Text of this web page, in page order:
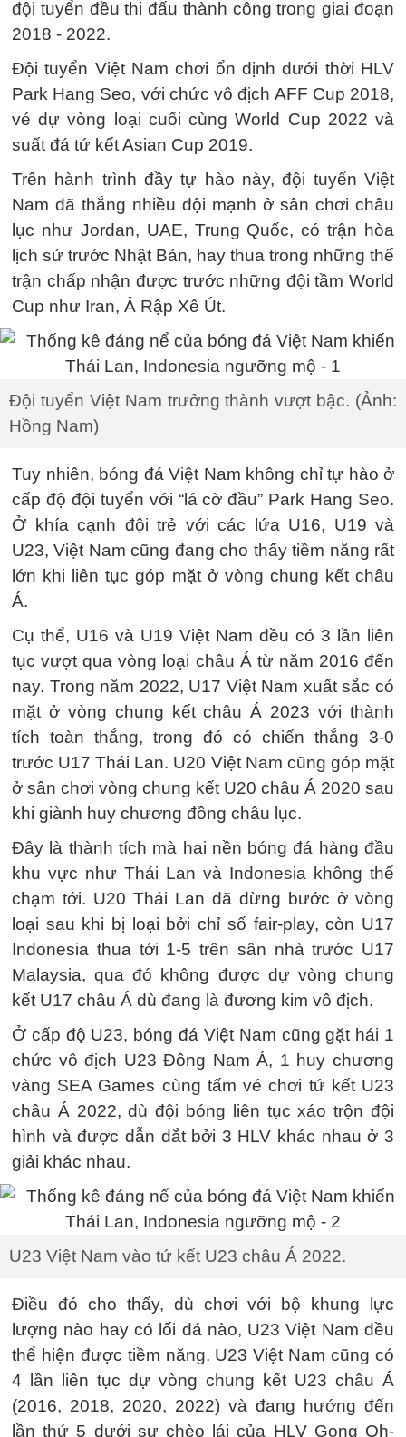
đội tuyển đều thi đấu thành công trong giai đoạn
2018 - 2022.
Đội tuyển Việt Nam chơi ổn định dưới thời HLV
Park Hang Seo, với chức vô địch AFF Cup 2018,
vé dự vòng loại cuối cùng World Cup 2022 và
suất đá tứ kết Asian Cup 2019.
Trên hành trình đầy tự hào này, đội tuyển Việt
Nam đã thắng nhiều đội mạnh ở sân chơi châu
lục như Jordan, UAE, Trung Quốc, có trận hòa
lịch sử trước Nhật Bản, hay thua trong những thế
trận chấp nhận được trước những đội tầm World
Cup như Iran, Ả Rập Xê Út.
Đội tuyển Việt Nam trưởng thành vượt bậc. (Ảnh:
Hồng Nam)
Tuy nhiên, bóng đá Việt Nam không chỉ tự hào ở
cấp độ đội tuyển với “lá cờ đầu” Park Hang Seo.
Ở khía cạnh đội trẻ với các lứa U16, U19 và
U23, Việt Nam cũng đang cho thấy tiềm năng rất
lớn khi liên tục góp mặt ở vòng chung kết châu
Á.
Cụ thể, U16 và U19 Việt Nam đều có 3 lần liên
tục vượt qua vòng loại châu Á từ năm 2016 đến
nay. Trong năm 2022, U17 Việt Nam xuất sắc có
mặt ở vòng chung kết châu Á 2023 với thành
tích toàn thắng, trong đó có chiến thắng 3-0
trước U17 Thái Lan. U20 Việt Nam cũng góp mặt
ở sân chơi vòng chung kết U20 châu Á 2020 sau
khi giành huy chương đồng châu lục.
Đây là thành tích mà hai nền bóng đá hàng đầu
khu vực như Thái Lan và Indonesia không thể
chạm tới. U20 Thái Lan đã dừng bước ở vòng
loại sau khi bị loại bởi chỉ số fair-play, còn U17
Indonesia thua tới 1-5 trên sân nhà trước U17
Malaysia, qua đó không được dự vòng chung
kết U17 châu Á dù đang là đương kim vô địch.
Ở cấp độ U23, bóng đá Việt Nam cũng gặt hái 1
chức vô địch U23 Đông Nam Á, 1 huy chương
vàng SEA Games cùng tấm vé chơi tứ kết U23
châu Á 2022, dù đội bóng liên tục xáo trộn đội
hình và được dẫn dắt bởi 3 HLV khác nhau ở 3
giải khác nhau.
U23 Việt Nam vào tứ kết U23 châu Á 2022.
Điều đó cho thấy, dù chơi với bộ khung lực
lượng nào hay có lối đá nào, U23 Việt Nam đều
thể hiện được tiềm năng. U23 Việt Nam cũng có
4 lần liên tục dự vòng chung kết U23 châu Á
(2016, 2018, 2020, 2022) và đang hướng đến
lần thứ 5 dưới sự chèo lái của HLV Gong Oh-